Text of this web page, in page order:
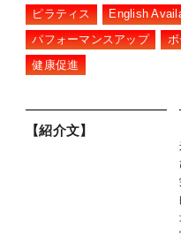
ピラティス English
パフォーマンスアップ ボ
健康促進
【紹介文】